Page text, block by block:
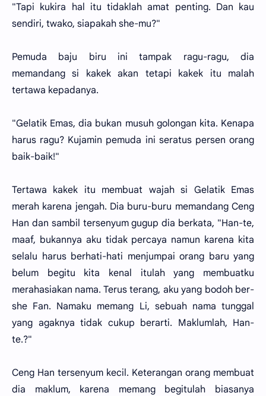
"Tapi kukira hal itu tidaklah amat penting. Dan kau
sendiri, twako, siapakah she-mu?"
Pemuda baju biru ini tampak ragu-ragu, dia
memandang si kakek akan tetapi kakek itu malah
tertawa kepadanya.
"Gelatik Emas, dia bukan musuh golongan kita. Kenapa
harus ragu? Kujamin pemuda ini seratus persen orang
baik-baik!"
Tertawa kakek itu membuat wajah si Gelatik Emas
merah karena jengah. Dia buru-buru memandang Ceng
Han dan sambil tersenyum gugup dia berkata, "Han-te,
maaf, bukannya aku tidak percaya namun karena kita
selalu harus berhati-hati menjumpai orang baru yang
belum begitu kita kenal itulah yang membuatku
merahasiakan nama. Terus terang, aku yang bodoh ber-
she Fan. Namaku memang Li, sebuah nama tunggal
yang agaknya tidak cukup berarti. Maklumlah, Han-
te.?"
Ceng Han tersenyum kecil. Keterangan orang membuat
dia maklum, karena memang begitulah biasanya